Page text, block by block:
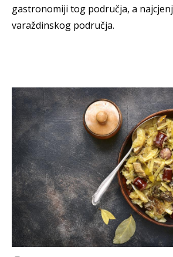
gastronomiji tog područja, a
varaždinskog područja.